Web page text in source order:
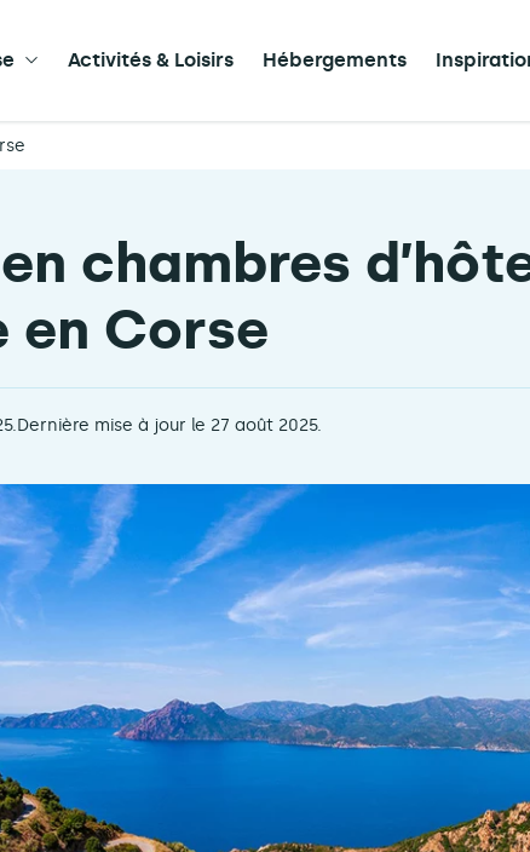
Activités & Loisirs Hébergements
chambres
en Corse
Dernière mise à jour le 27 août 2025.